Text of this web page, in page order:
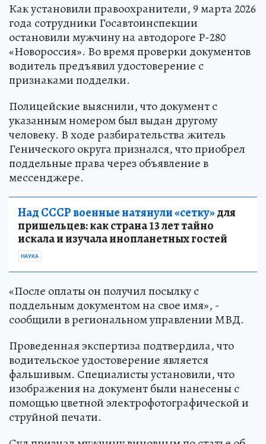
Как установили правоохранители, 9 марта 2026
года сотрудники Госавтоинспекции
остановили мужчину на автодороге Р-280
«Новороссия». Во время проверки документов
водитель предъявил удостоверение с
признаками подделки.
Полицейские выяснили, что документ с
указанным номером был выдан другому
человеку. В ходе разбирательства житель
Генического округа признался, что приобрел
поддельные права через объявление в
мессенджере.
Над СССР военные натянули «сетку»для
пришельцев: как страна 13 лет тайно
искала и изучала инопланетных гостей
НАУКА
«После оплаты он получил посылку с
поддельным документом на свое имя», -
сообщили в региональном управлении МВД.
Проведенная экспертиза подтвердила, что
водительское удостоверение является
фальшивым. Специалисты установили, что
изображения на документ были нанесены с
помощью цветной электрофотографической и
струйной печати.